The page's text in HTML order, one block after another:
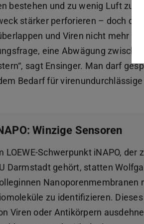
bestehen und zu wenig Luft
stärker perforieren – doch
und Viren nicht mehr
eine Abwägung
sagt Ensinger. Man darf
Bedarf für
Winzige Sensoren
LOEWE-Schwerpunkt iNAPO,
Darmstadt gehört, statten
Nanoporenmembranen
zu identifizieren.
Viren oder Antikörpern